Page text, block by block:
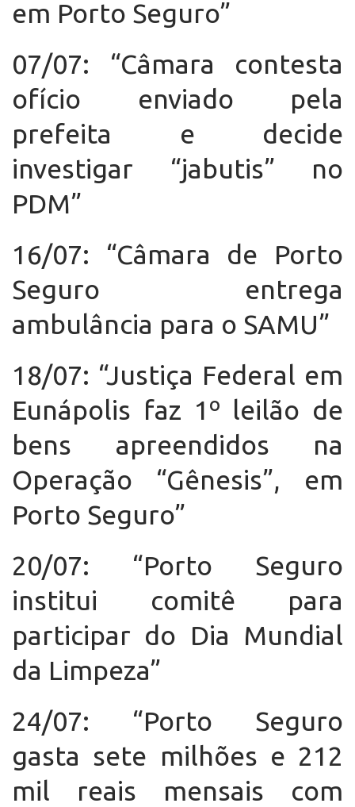
em Porto Seguro”
07/07: “Câmara contesta
ofício enviado pela
prefeita e decide
investigar “jabutis” no
PDM”
16/07: “Câmara de Porto
Seguro entrega
ambulância para o SAMU”
18/07: “Justiça Federal em
Eunápolis faz 1º leilão de
bens apreendidos na
Operação “Gênesis”, em
Porto Seguro”
20/07: “Porto Seguro
institui comitê para
participar do Dia Mundial
da Limpeza”
24/07: “Porto Seguro
gasta sete milhões e 212
mil reais mensais com